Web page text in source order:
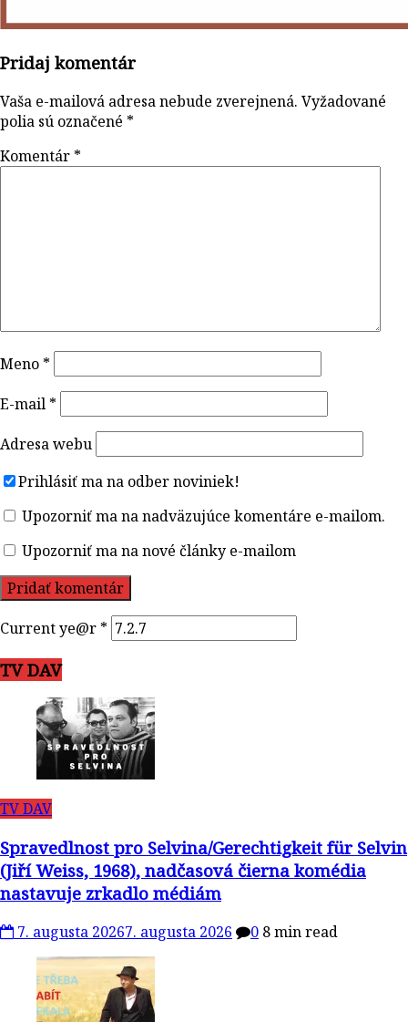
Pridaj komentár
Vaša e-mailová adresa nebude zverejnená. Vyžadované
polia sú označené *
Komentár *
Meno *
E-mail *
Adresa webu
Prihlásiť ma na odber noviniek!
Upozorniť ma na nadväzujúce komentáre e-mailom.
Upozorniť ma na nové články e-mailom
Current ye@r *
TV DAV
TV DAV
Spravedlnost pro Selvina/Gerechtigkeit für Selvin
(Jiří Weiss, 1968), nadčasová čierna komédia
nastavuje zrkadlo médiám
7. augusta 20267. augusta 2026 0 8 min read